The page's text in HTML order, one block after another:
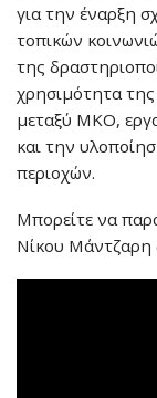
για την έναρξη
τοπικών
της
χρησιμότητα
μεταξύ ΜΚΟ,
και την
περιοχών.
Μπορείτε να
Νίκου Μάντζαρη